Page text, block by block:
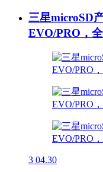
三星microSD
EVO/PRO，
3 04.30